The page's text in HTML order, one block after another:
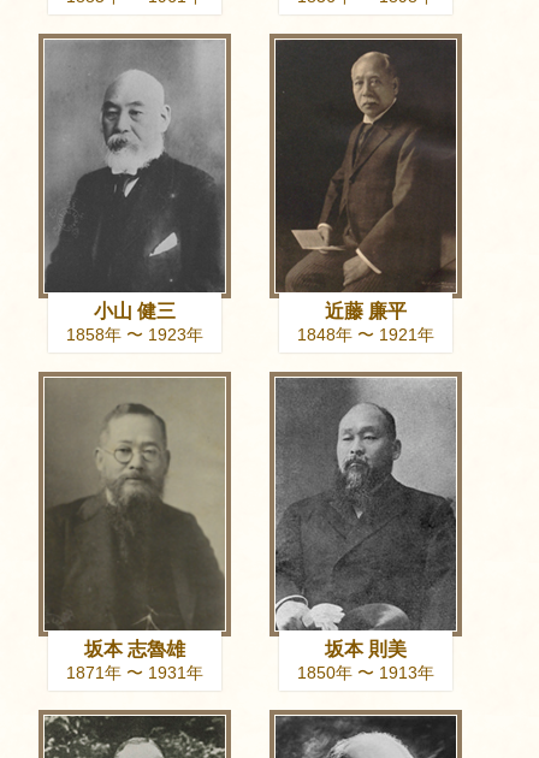
小山 健三
1858年 〜 1923年
近藤 廉平
1848年 〜 1921年
坂本 志魯雄
1871年 〜 1931年
坂本 則美
1850年 〜 1913年